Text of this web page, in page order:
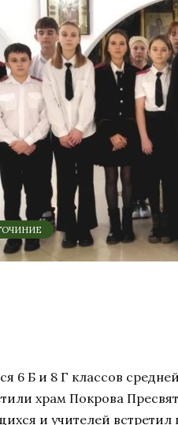
6 Б и 8 Г классов
храм Покрова
и учителей